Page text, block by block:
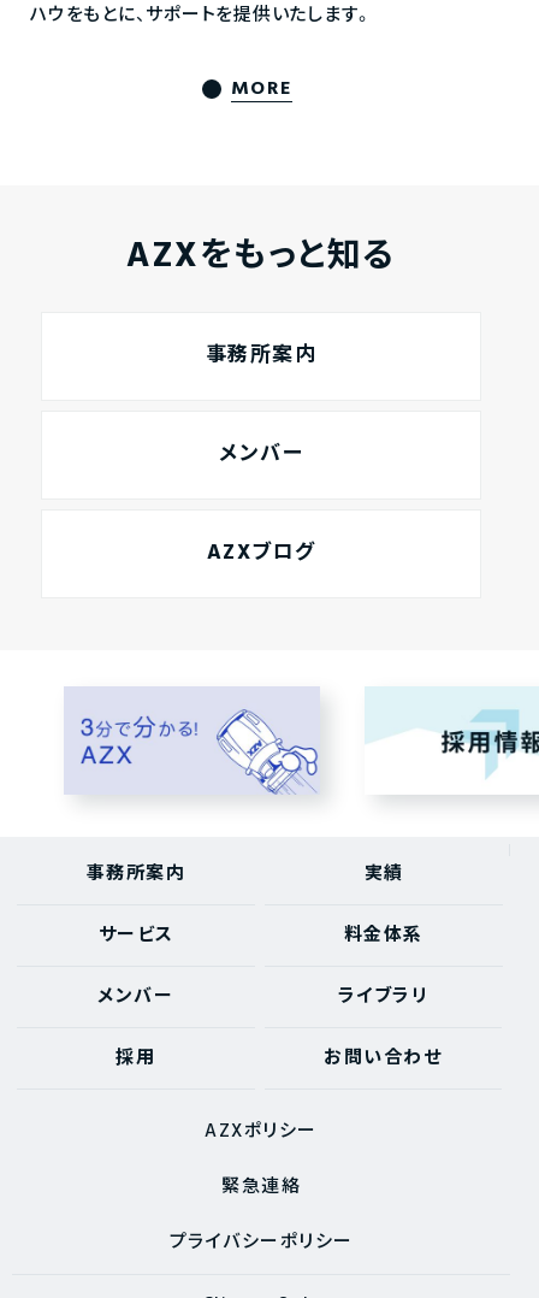
ハウをもとに、サポートを提供いたします。
MORE
AZXをもっと知る
事務所案内
メンバー
AZXブログ
事務所案内 実績
サービス 料金体系
メンバー ライブラリ
採用 お問い合わせ
AZXポリシー
緊急連絡
プライバシーポリシー